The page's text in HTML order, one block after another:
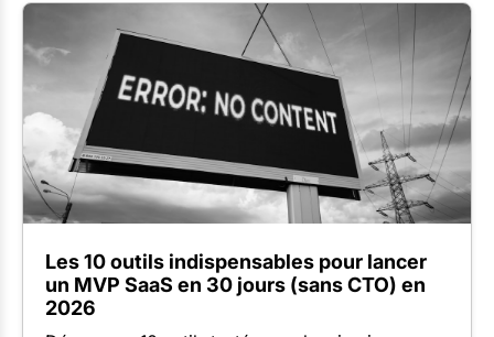
Les 10 outils indispensables pour lancer
un MVP SaaS en 30 jours (sans CTO) en
2026